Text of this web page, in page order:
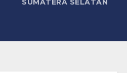
SUMATERA SELATAN